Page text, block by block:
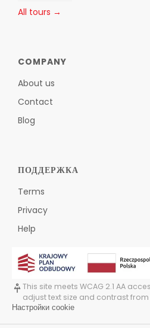
All tours →
COMPANY
About us
Contact
Blog
ПОДДЕРЖКА
Terms
Privacy
Help
This site meets WCAG 2.1 AA
adjust text size and contrast from
Настройки cookie